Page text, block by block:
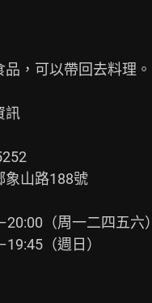
，可以帶回去料理。
訊
象山路188號
（周一二四五六）
（週日）